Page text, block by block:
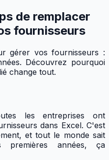
de remplacer
fournisseurs
gérer vos fournisseurs :
Découvrez pourquoi
change tout.
les entreprises ont
dans Excel. C'est
et tout le monde sait
premières années, ça